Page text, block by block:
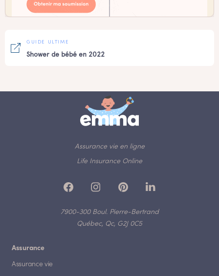
GUIDE ULTIME
Shower de bébé en 2022
Assurance vie en ligne
Life Insurance Online
7900-300 Boul. Pierre-Bertrand
Québec, Qc, G2J 0C5
Assurance
Assurance vie